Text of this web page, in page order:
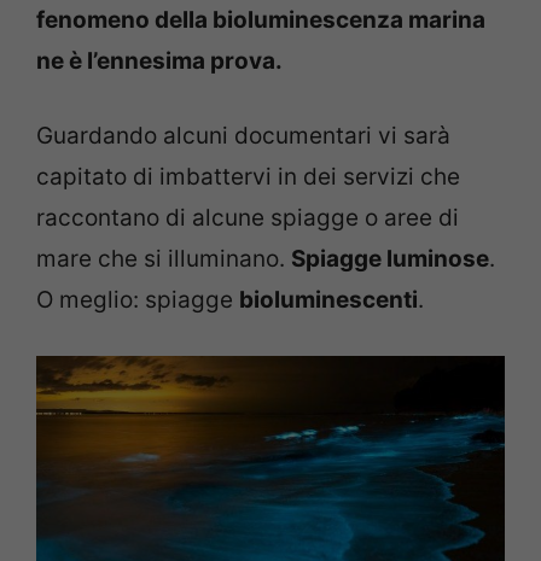
fenomeno della bioluminescenza marina
ne è l’ennesima prova.
Guardando alcuni documentari vi sarà
capitato di imbattervi in dei servizi che
raccontano di alcune spiagge o aree di
mare che si illuminano. Spiagge luminose.
O meglio: spiagge bioluminescenti.